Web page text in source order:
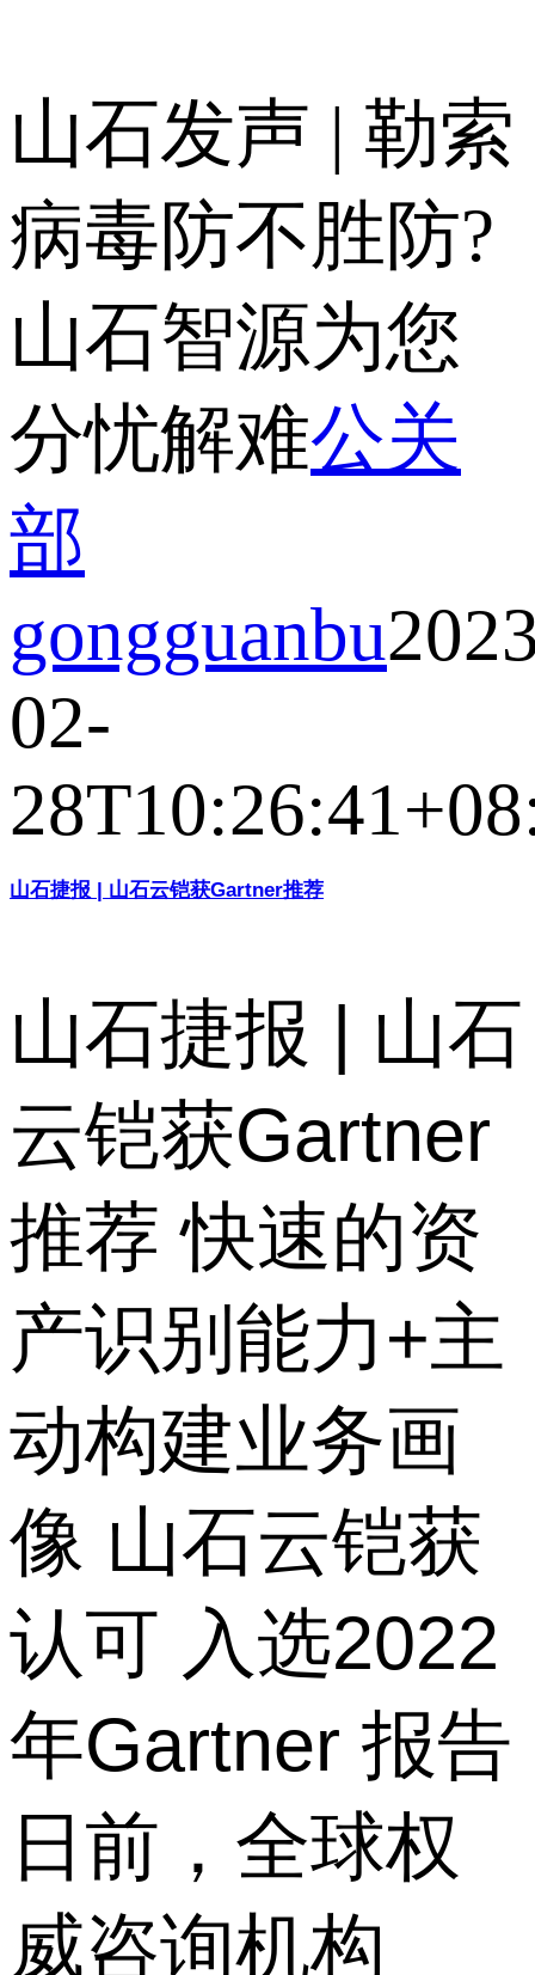
山石发声 | 勒索
病毒防不胜防?
山石智源为您
分忧解难公关
部
gongguanbu
02-
山石捷报 | 山石云铠获Gartner推荐
山石捷报 | 山石
云铠获Gartner
推荐 快速的资
产识别能力+主
动构建业务画
像 山石云铠获
认可 入选2022
年Gartner 报告
日前，全球权
威咨询机构